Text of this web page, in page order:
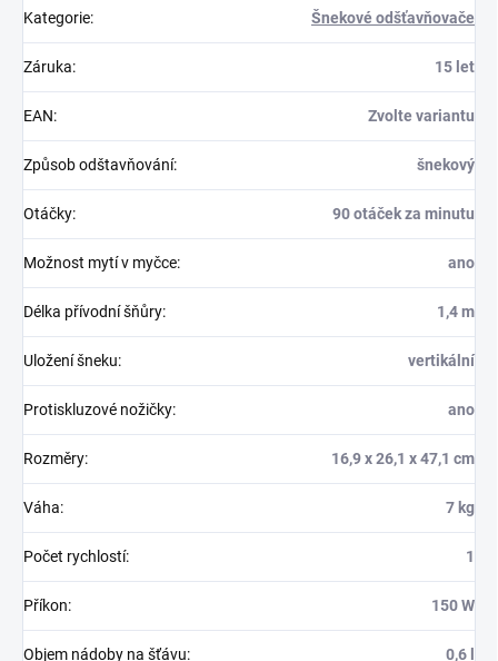
Kategorie: Šnekové odšťavňovače
Záruka: 15 let
EAN: Zvolte variantu
Způsob odštavňování: šnekový
Otáčky: 90 otáček za minutu
Možnost mytí v myčce: ano
Délka přívodní šňůry: 1,4 m
Uložení šneku: vertikální
Protiskluzové nožičky: ano
Rozměry: 16,9 x 26,1 x 47,1 cm
Váha: 7 kg
Počet rychlostí: 1
Příkon: 150 W
Objem nádoby na šťávu: 0,6 l